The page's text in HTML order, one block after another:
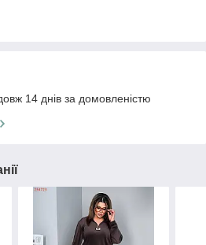
14 днів за домовленістю